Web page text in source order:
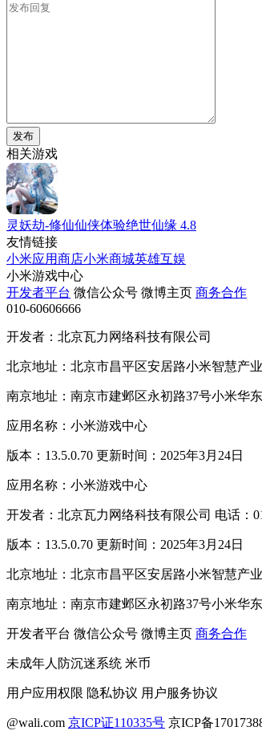
发布
相关游戏
灵妖劫-修仙仙侠体验绝世仙缘 4.8
友情链接
小米应用商店小米商城英雄互娱
小米游戏中心
开发者平台 微信公众号 微博主页 商务合作
010-60606666
开发者：北京瓦力网络科技有限公司
北京地址：北京市昌平区安居路小米智慧产
南京地址：南京市建邺区永初路37号小米华
应用名称：小米游戏中心
版本：13.5.0.70 更新时间：2025年3月24日
应用名称：小米游戏中心
开发者：北京瓦力网络科技有限公司 电话：
版本：13.5.0.70 更新时间：2025年3月24日
北京地址：北京市昌平区安居路小米智慧产
南京地址：南京市建邺区永初路37号小米华
开发者平台 微信公众号 微博主页 商务合作
未成年人防沉迷系统 米币
用户应用权限 隐私协议 用户服务协议
@wali.com 京ICP证110335号 京ICP备